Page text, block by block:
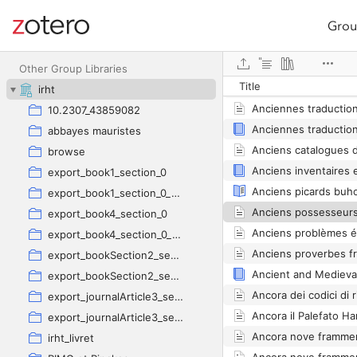
Site navigation
Other Group Libraries
irht
10.2307_43859082
abbayes mauristes
browse
export_book1_section_0
export_book1_section_0_new
export_book4_section_0
export_book4_section_0_new
export_bookSection2_section_0
export_bookSection2_section_0_new
export_journalArticle3_section_0
export_journalArticle3_section_0_new
irht_livret
Title
Anciennes
Anciens picards
Anciens proverbes
Ancora il Palefato